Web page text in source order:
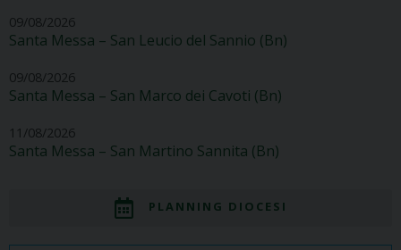
09/08/2026
Santa Messa – San Leucio del Sannio (Bn)
09/08/2026
Santa Messa – San Marco dei Cavoti (Bn)
11/08/2026
Santa Messa – San Martino Sannita (Bn)
PLANNING DIOCESI